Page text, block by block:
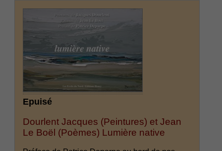
Epuisé
Dourlent Jacques (Peintures) et Jean
Le Boël (Poèmes) Lumière native